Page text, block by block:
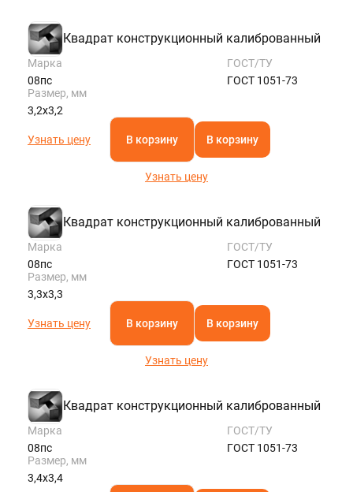
Квадрат конструкционный калиброванный
Марка
08пс
ГОСТ/ТУ
ГОСТ 1051-73
Размер, мм
3,2х3,2
Узнать цену В корзину В корзину
Узнать цену
Квадрат конструкционный калиброванный
Марка
08пс
ГОСТ/ТУ
ГОСТ 1051-73
Размер, мм
3,3х3,3
Узнать цену В корзину В корзину
Узнать цену
Квадрат конструкционный калиброванный
Марка
08пс
ГОСТ/ТУ
ГОСТ 1051-73
Размер, мм
3,4х3,4